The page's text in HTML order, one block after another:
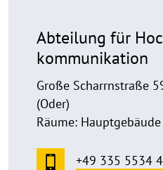
Abteilung für
kommunikation
Große Scharrnstraße
(Oder)
Räume:
+49 335 5534